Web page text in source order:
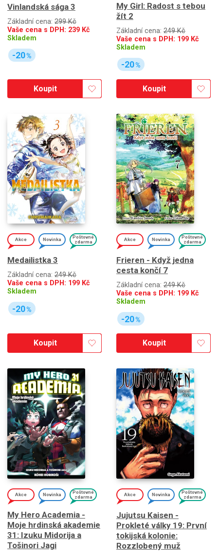
Vinlandská sága 3
Základní cena: 299 Kč
Vaše cena s DPH: 239 Kč
Skladem
-20%
Koupit
My Girl: Radost s tebou
žít 2
Základní cena: 249 Kč
Vaše cena s DPH: 199 Kč
Skladem
-20%
Koupit
Akce Novinka
Poštovné
zdarma
Medailistka 3
Základní cena: 249 Kč
Vaše cena s DPH: 199 Kč
Skladem
-20%
Koupit
Akce Novinka
Poštovné
zdarma
Frieren - Když jedna
cesta končí 7
Základní cena: 249 Kč
Vaše cena s DPH: 199 Kč
Skladem
-20%
Koupit
Akce Novinka
Poštovné
zdarma
My Hero Academia -
Moje hrdinská akademie
31: Izuku Midorija a
Tošinori Jagi
Akce Novinka
Poštovné
zdarma
Jujutsu Kaisen -
Prokleté války 19: První
tokijská kolonie:
Rozzlobený muž